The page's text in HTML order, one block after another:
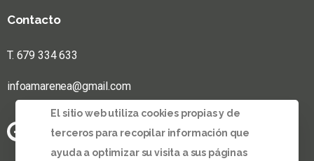
Contacto
T. 679 334 633
infoamarenea@gmail.com
El sitio web utiliza cookies propias y de
terceros para recopilar información que
ayuda a optimizar su visita a sus páginas